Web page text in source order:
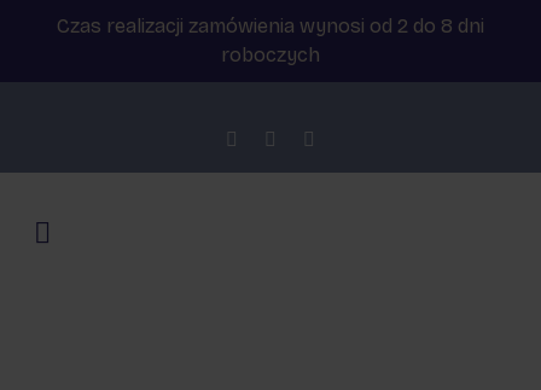
Czas realizacji zamówienia wynosi od 2 do 8 dni
roboczych